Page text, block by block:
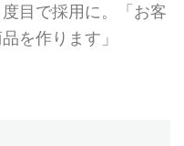
目で採用に。「お客
を作ります」